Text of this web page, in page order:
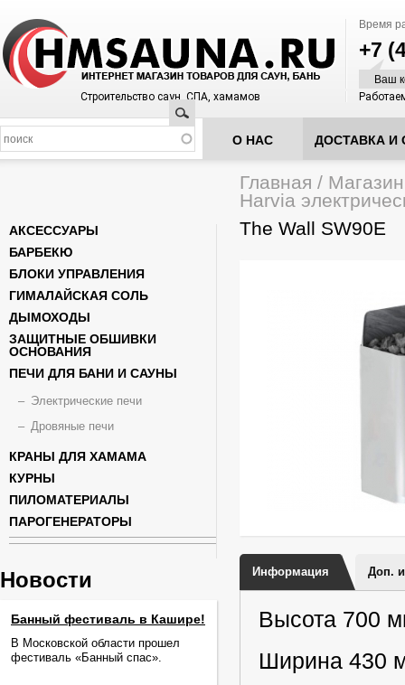
Время
+7
Ваш
Строительство саун, СПА, хамамов
Поиск
О НАС ДОСТАВКА И
Вы здесь
Главная / Магазин
Harvia
The Wall SW90E
Информация Доп.
Высота 700
Ширина 430
АКСЕССУАРЫ
БАРБЕКЮ
БЛОКИ УПРАВЛЕНИЯ
ГИМАЛАЙСКАЯ СОЛЬ
ДЫМОХОДЫ
ЗАЩИТНЫЕ ОБШИВКИ
ОСНОВАНИЯ
ПЕЧИ ДЛЯ БАНИ И САУНЫ
Электрические печи
Дровяные печи
КРАНЫ ДЛЯ ХАМАМА
КУРНЫ
ПИЛОМАТЕРИАЛЫ
ПАРОГЕНЕРАТОРЫ
Новости
Банный фестиваль в Кашире!
В Московской области прошел
фестиваль «Банный спас».